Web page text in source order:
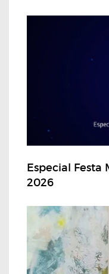
Especial Festa
2026